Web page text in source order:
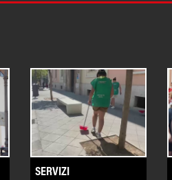
SERVIZI